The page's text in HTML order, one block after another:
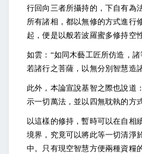
行回向三者所攝持的，下自有為
所有諸相，都以無修的方式進行
起，便是以般若波羅蜜多修持空
如雲：“如同木藝工匠所仿造，
若諸行之菩薩，以無分別智慧造
此外，本論宣說基智之際也說道
示一切萬法，並以四無耽執的方
以這樣的修持，暫時可以在自相
境界，究竟可以將此等一切清淨
中。只有現空智慧方便兩種資糧